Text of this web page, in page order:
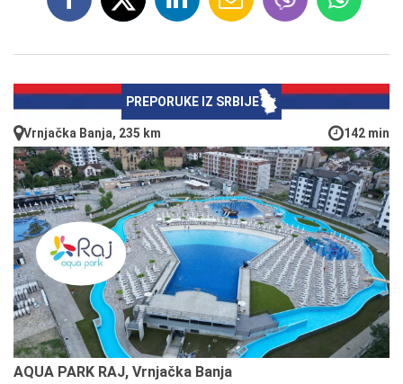
PREPORUKE IZ SRBIJE
Vrnjačka Banja, 235 km 142 min
AQUA PARK RAJ, Vrnjačka Banja